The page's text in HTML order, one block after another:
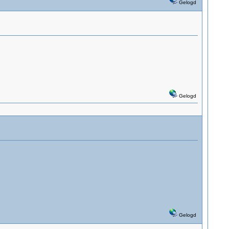
Gelogd
Gelogd
Gelogd